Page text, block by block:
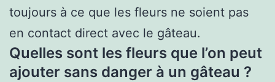
toujours à ce que les fleurs ne soient pas
en contact direct avec le gâteau.
Quelles sont les fleurs que l’on peut
ajouter sans danger à un gâteau ?